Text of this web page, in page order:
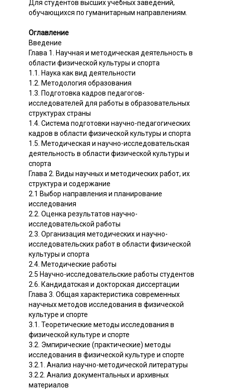
Для студентов высших учебных заведений,
обучающихся по гуманитарным направлениям.
Оглавление
Введение
Глава 1. Научная и методическая деятельность в
области физической культуры и спорта
1.1. Наука как вид деятельности
1.2. Методология образования
1.3. Подготовка кадров педагогов-
исследователей для работы в образовательных
структурах страны
1.4. Система подготовки научно-педагогических
кадров в области физической культуры и спорта
1.5. Методическая и научно-исследовательская
деятельность в области физической культуры и
спорта
Глава 2. Виды научных и методических работ, их
структура и содержание
2.1 Выбор направления и планирование
исследования
2.2. Оценка результатов научно-
исследовательской работы
2.3. Организация методических и научно-
исследовательских работ в области физической
культуры и спорта
2.4. Методические работы
2.5 Научно-исследовательские работы студентов
2.6. Кандидатская и докторская диссертации
Глава 3. Общая характеристика современных
научных методов исследования в физической
культуре и спорте
3.1. Теоретические методы исследования в
физической культуре и спорте
3.2. Эмпирические (практические) методы
исследования в физической культуре и спорте
3.2.1. Анализ научно-методической литературы
3.2.2. Анализ документальных и архивных
материалов